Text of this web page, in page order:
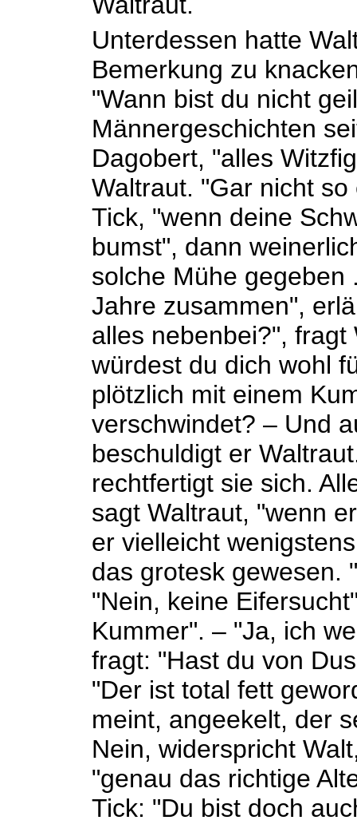
Unterdessen hatte
Bemerkung zu
"Wann bist du nicht
Männergeschichten
Dagobert, "alles
Waltraut. "Gar nicht
Tick, "wenn deine
bumst", dann
solche Mühe gegeben
Jahre zusammen",
alles nebenbei?", fragt
würdest du dich wohl
plötzlich mit einem
verschwindet? – Und
beschuldigt er
rechtfertigt sie sich.
sagt Waltraut, "wenn
er vielleicht
das grotesk gewesen.
"Nein, keine
Kummer". – "Ja, ich
fragt: "Hast du von
"Der ist total fett
meint, angeekelt, der
Nein, widerspricht
"genau das richtige
Tick: "Du bist doch